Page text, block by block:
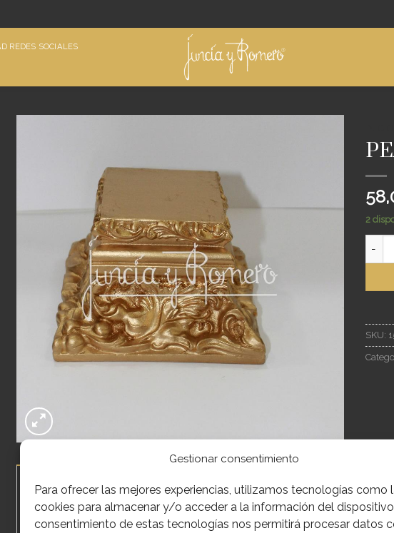
Gestionar consentimiento
Para ofrecer las mejores experiencias, utilizamos tecnologías como
cookies para almacenar y/o acceder a la información del
consentimiento de estas tecnologías nos permitirá procesar datos
REDES SOCIALES
2
SKU:
PEANA PASTA QUIMICA POLICROMADA EN ORO